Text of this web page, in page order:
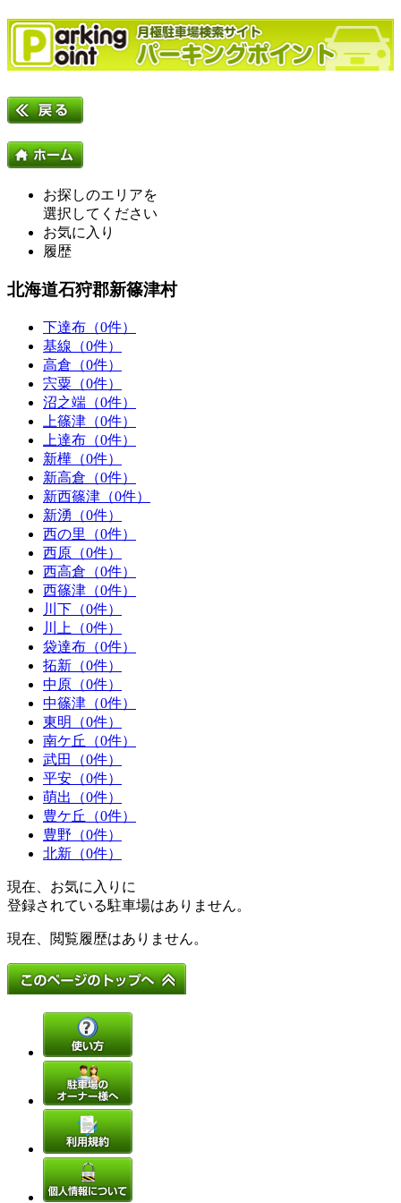
お探しのエリアを
選択してください
お気に入り
履歴
北海道石狩郡新篠津村
下達布（0件）
基線（0件）
高倉（0件）
宍粟（0件）
沼之端（0件）
上篠津（0件）
上達布（0件）
新樺（0件）
新高倉（0件）
新西篠津（0件）
新湧（0件）
西の里（0件）
西原（0件）
西高倉（0件）
西篠津（0件）
川下（0件）
川上（0件）
袋達布（0件）
拓新（0件）
中原（0件）
中篠津（0件）
東明（0件）
南ケ丘（0件）
武田（0件）
平安（0件）
萌出（0件）
豊ケ丘（0件）
豊野（0件）
北新（0件）
現在、お気に入りに
登録されている駐車場はありません。
現在、閲覧履歴はありません。